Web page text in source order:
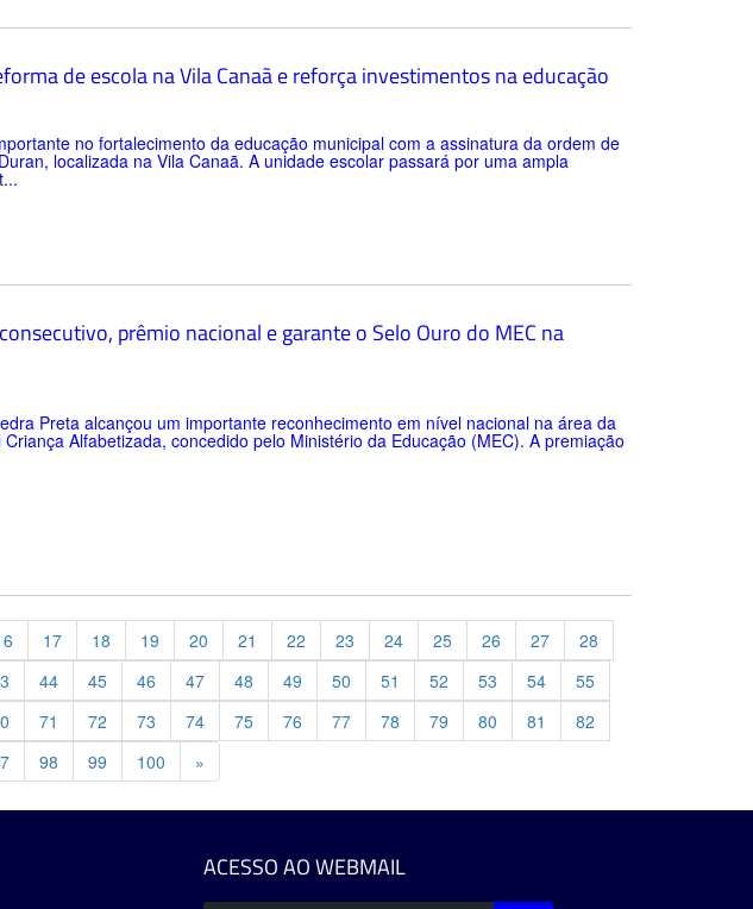
de escola na Vila Canaã e reforça investimentos na educação
no fortalecimento da educação municipal com a assinatura da ordem de
localizada na Vila Canaã. A unidade escolar passará por uma ampla
prêmio nacional e garante o Selo Ouro do MEC na
Preta alcançou um importante reconhecimento em nível nacional na área da
Alfabetizada, concedido pelo Ministério da Educação (MEC). A premiação
17 18 19 20 21 22 23 24 25 26 27
28
44 45 46 47 48 49 50 51 52 53 54
55
71 72 73 74 75 76 77 78 79 80 81
82
98 99 100 »
ACESSO AO WEBMAIL